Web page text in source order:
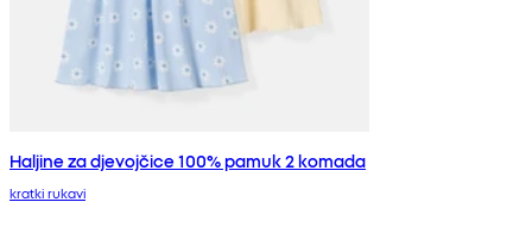
Haljine za djevojčice 100% pamuk 2 komada
kratki rukavi